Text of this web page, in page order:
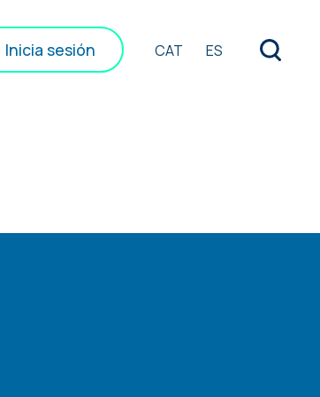
Inicia sesión CAT ES